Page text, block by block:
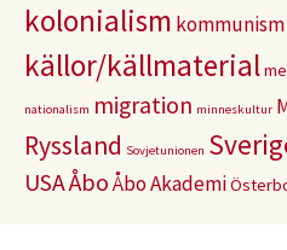
kolonialism kommunism
källor/källmaterial
nationalism migration minneskultur
Ryssland Sovjetunionen
USAÅboÅbo Akademi